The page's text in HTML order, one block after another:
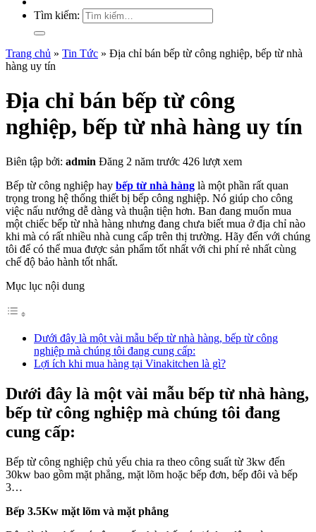
Tìm kiếm:
Trang chủ » Tin Tức » Địa chỉ bán bếp từ công nghiệp, bếp từ nhà
hàng uy tín
Địa chỉ bán bếp từ công
nghiệp, bếp từ nhà hàng uy tín
Biên tập bởi: admin Đăng 2 năm trước 426 lượt xem
Bếp từ công nghiệp hay bếp từ nhà hàng là một phần rất quan
trọng trong hệ thống thiết bị bếp công nghiệp. Nó giúp cho công
việc nấu nướng dễ dàng và thuận tiện hơn. Ban đang muốn mua
một chiếc bếp từ nhà hàng nhưng đang chưa biết mua ở địa chỉ nào
khi mà có rất nhiều nhà cung cấp trên thị trường. Hãy đến với chúng
tôi để có thể mua được sản phẩm tốt nhất với chi phí rẻ nhất cùng
chế độ bảo hành tốt nhất.
Mục lục nội dung
Dưới đây là một vài mẫu bếp từ nhà hàng, bếp từ công
nghiệp mà chúng tôi đang cung cấp:
Lợi ích khi mua hàng tại Vinakitchen là gì?
Dưới đây là một vài mẫu bếp từ nhà hàng,
bếp từ công nghiệp mà chúng tôi đang
cung cấp:
Bếp từ công nghiệp chủ yếu chia ra theo công suất từ 3kw đến
30kw bao gồm mặt phẳng, mặt lõm hoặc bếp đơn, bếp đôi và bếp
3…
Bếp 3.5Kw mặt lõm và mặt phẳng